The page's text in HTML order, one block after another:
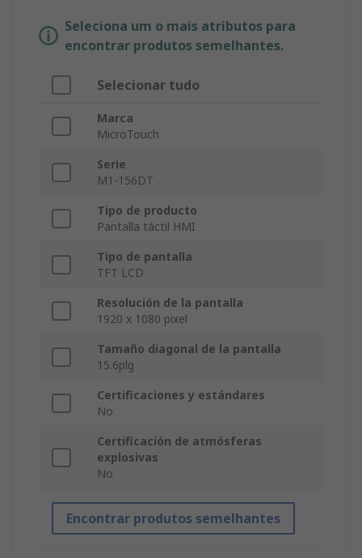
Seleciona um o mais atributos para
encontrar produtos semelhantes.
Selecionar tudo
Marca
MicroTouch
Serie
M1-156DT
Tipo de producto
Pantalla táctil HMI
Tipo de pantalla
TFT LCD
Resolución de la pantalla
1920 x 1080 pixel
Tamaño diagonal de la pantalla
15.6plg
Certificaciones y estándares
No
Certificación de atmósferas
explosivas
No
Encontrar produtos semelhantes